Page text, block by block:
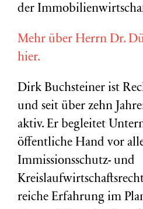
der
Mehr über Herrn Dr.
hier.
Dirk Buchsteiner ist
und seit über zehn
aktiv. Er begleitet
öffentliche Hand vor
Immissionsschutz- und
reiche Erfahrung im